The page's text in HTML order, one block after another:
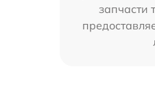
запчасти